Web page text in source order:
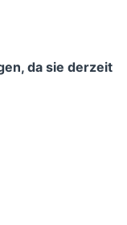
da sie derzeit